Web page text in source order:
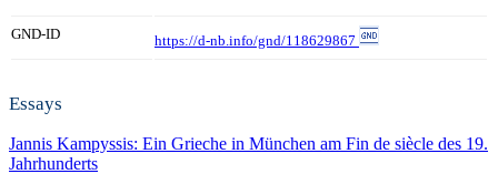
GND-ID https://d-nb.info/gnd/118629867
Essays
Jannis Kampyssis: Ein Grieche in München am Fin de siècle des 19.
Jahrhunderts